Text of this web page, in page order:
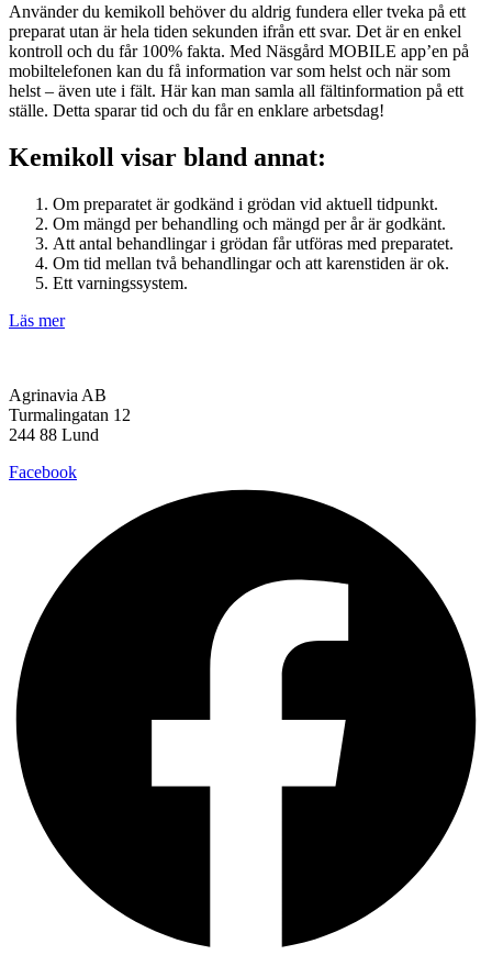
Använder du kemikoll behöver du aldrig fundera eller tveka på ett
preparat utan är hela tiden sekunden ifrån ett svar. Det är en enkel
kontroll och du får 100% fakta. Med Näsgård MOBILE app’en på
mobiltelefonen kan du få information var som helst och när som
helst – även ute i fält. Här kan man samla all fältinformation på ett
ställe. Detta sparar tid och du får en enklare arbetsdag!
Kemikoll visar bland annat:
Om preparatet är godkänd i grödan vid aktuell tidpunkt.
Om mängd per behandling och mängd per år är godkänt.
Att antal behandlingar i grödan får utföras med preparatet.
Om tid mellan två behandlingar och att karenstiden är ok.
Ett varningssystem.
Läs mer
Agrinavia AB
Turmalingatan 12
244 88 Lund
Facebook